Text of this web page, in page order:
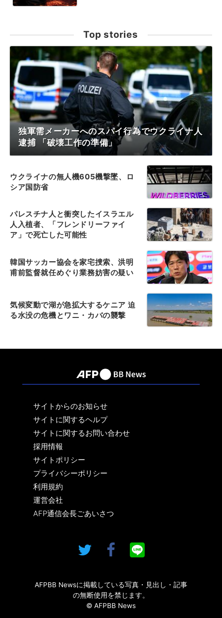
Top stories
独軍需メーカーへのスパイ行為でウクライナ人
逮捕 「破壊工作の準備」
ウクライナの無人機605機撃墜、ロ
シア国防省
パレスチナ人と衝突したイスラエル
人入植者、「フレンドリーファイ
ア」で死亡した可能性
韓国サッカー協会を家宅捜索、洪明
甫前監督就任めぐり業務妨害の疑い
気候変動で湖が急拡大するケニア 迫
る水没の危機とワニ・カバの襲撃
サイトからのお知らせ
サイトに関するヘルプ
サイトに関するお問い合わせ
採用情報
サイトポリシー
プライバシーポリシー
利用規約
運営会社
AFP通信会長ごあいさつ
AFPBB Newsに掲載している写真・見出し・記事
の無断使用を禁じます。
© AFPBB News